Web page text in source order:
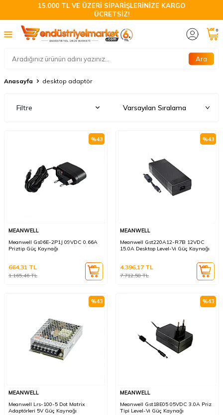
15.000 TL VE ÜZERİ SİPARİŞLERİNİZE KARGO
ÜCRETSİZ!
Ara
0
Anasayfa desktop adaptör
Filtre
%43
MEANWELL
Meanwell Gs06E-2P1J 09VDC 0.66A
Priztip Güç Kaynağı
1.165,46TL
664,31 TL
%43
MEANWELL
Meanwell Gst220A12-R7B 12VDC
15.0A Desktop Level-Vı Güç Kaynağı
7.712,58TL
4.396,17 TL
%43
MEANWELL
Meanwell Lrs-100-5 Dot Matrix
Adaptörleri 5V Güç Kaynağı
%43
MEANWELL
Meanwell Gst18E05 05VDC 3.0A Priz
Tipi Level-Vı Güç Kaynağı